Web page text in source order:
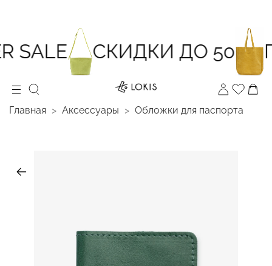
SALE СКИДКИ ДО 50
Главная Аксессуары Обложки для паспорта